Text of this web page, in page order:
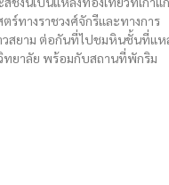
ร์ทางราชวงศ์จักรีและทางการ
วสยาม ต่อกันที่ไปชมหินชั้นที่แห
ทยาลัย พร้อมกับสถานที่พักริม